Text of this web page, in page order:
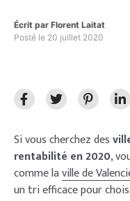
Écrit par Florent Laitat
Posté le 20 juillet 2020
Si vous cherchez des
rentabilité en 2020,
comme laville de
un tri efficace pour